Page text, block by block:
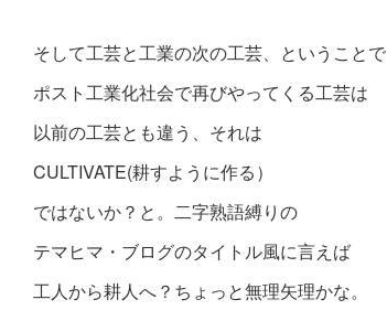
そして工芸と工業の次の工芸、ということで
ポスト工業化社会で再びやってくる工芸は
以前の工芸とも違う、それは
CULTIVATE(耕すように作る）
ではないか？と。二字熟語縛りの
テマヒマ・ブログのタイトル風に言えば
工人から耕人へ？ちょっと無理矢理かな。